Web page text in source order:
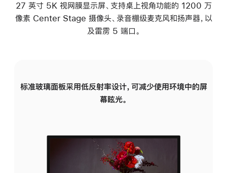
27 英寸 5K 视网膜显示屏、支持桌上视角功能的 1200 万
像素 Center Stage 摄像头、录音棚级麦克风和扬声器，以
及雷雳 5 端口。
标准玻璃面板采用低反射率设计，可减少使用环境中的屏
幕眩光。